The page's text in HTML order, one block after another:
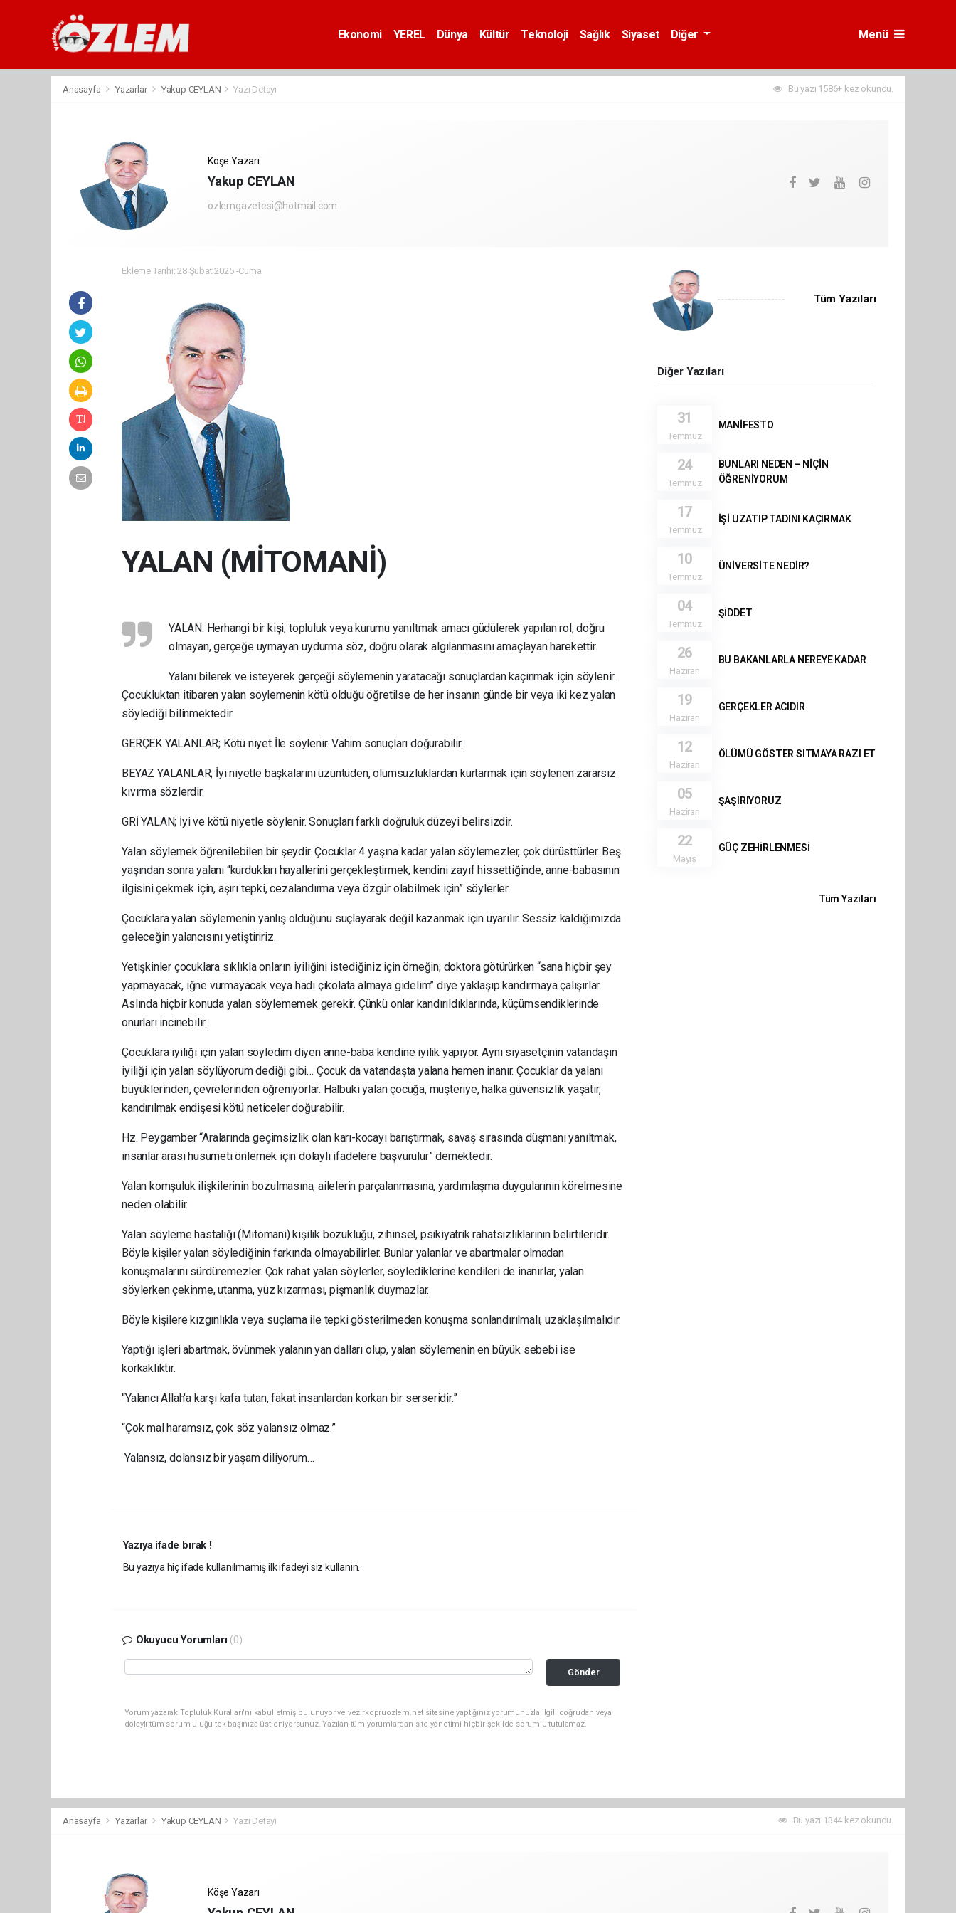
Ekonomi YEREL Dünya Kültür Teknoloji Sağlık Siyaset Diğer Menü
Anasayfa Yazarlar Yakup CEYLAN Yazı Detayı Bu yazı 1586+ kez okundu.
Köşe Yazarı
Yakup CEYLAN
ozlemgazetesi@hotmail.com
Ekleme Tarihi: 28 Şubat 2025 -Cuma
YALAN (MİTOMANİ)
YALAN: Herhangi bir kişi, topluluk veya kurumu yanıltmak amacı güdülerek yapılan rol, doğru
olmayan, gerçeğe uymayan uydurma söz, doğru olarak algılanmasını amaçlayan harekettir.
Yalanı bilerek ve isteyerek gerçeği söylemenin yaratacağı sonuçlardan kaçınmak için söylenir.
Çocukluktan itibaren yalan söylemenin kötü olduğu öğretilse de her insanın günde bir veya iki kez yalan
söylediği bilinmektedir.
GERÇEK YALANLAR; Kötü niyet İle söylenir. Vahim sonuçları doğurabilir.
BEYAZ YALANLAR; İyi niyetle başkalarını üzüntüden, olumsuzluklardan kurtarmak için söylenen zararsız
kıvırma sözlerdir.
GRİ YALAN; İyi ve kötü niyetle söylenir. Sonuçları farklı doğruluk düzeyi belirsizdir.
Yalan söylemek öğrenilebilen bir şeydir. Çocuklar 4 yaşına kadar yalan söylemezler, çok dürüsttürler. Beş
yaşından sonra yalanı “kurdukları hayallerini gerçekleştirmek, kendini zayıf hissettiğinde, anne-babasının
ilgisini çekmek için, aşırı tepki, cezalandırma veya özgür olabilmek için” söylerler.
Çocuklara yalan söylemenin yanlış olduğunu suçlayarak değil kazanmak için uyarılır. Sessiz kaldığımızda
geleceğin yalancısını yetiştiririz.
Yetişkinler çocuklara sıklıkla onların iyiliğini istediğiniz için örneğin; doktora götürürken “sana hiçbir şey
yapmayacak, iğne vurmayacak veya hadi çikolata almaya gidelim” diye yaklaşıp kandırmaya çalışırlar.
Aslında hiçbir konuda yalan söylememek gerekir. Çünkü onlar kandırıldıklarında, küçümsendiklerinde
onurları incinebilir.
Çocuklara iyiliği için yalan söyledim diyen anne-baba kendine iyilik yapıyor. Aynı siyasetçinin vatandaşın
iyiliği için yalan söylüyorum dediği gibi… Çocuk da vatandaşta yalana hemen inanır. Çocuklar da yalanı
büyüklerinden, çevrelerinden öğreniyorlar. Halbuki yalan çocuğa, müşteriye, halka güvensizlik yaşatır,
kandırılmak endişesi kötü neticeler doğurabilir.
Hz. Peygamber “Aralarında geçimsizlik olan karı-kocayı barıştırmak, savaş sırasında düşmanı yanıltmak,
insanlar arası husumeti önlemek için dolaylı ifadelere başvurulur” demektedir.
Yalan komşuluk ilişkilerinin bozulmasına, ailelerin parçalanmasına, yardımlaşma duygularının körelmesine
neden olabilir.
Yalan söyleme hastalığı (Mitomani) kişilik bozukluğu, zihinsel, psikiyatrik rahatsızlıklarının belirtileridir.
Böyle kişiler yalan söylediğinin farkında olmayabilirler. Bunlar yalanlar ve abartmalar olmadan
konuşmalarını sürdüremezler. Çok rahat yalan söylerler, söylediklerine kendileri de inanırlar, yalan
söylerken çekinme, utanma, yüz kızarması, pişmanlık duymazlar.
Böyle kişilere kızgınlıkla veya suçlama ile tepki gösterilmeden konuşma sonlandırılmalı, uzaklaşılmalıdır.
Yaptığı işleri abartmak, övünmek yalanın yan dalları olup, yalan söylemenin en büyük sebebi ise
korkaklıktır.
“Yalancı Allah'a karşı kafa tutan, fakat insanlardan korkan bir serseridir.”
“Çok mal haramsız, çok söz yalansız olmaz.”
Yalansız, dolansız bir yaşam diliyorum…
Yazıya ifade bırak !
Bu yazıya hiç ifade kullanılmamış ilk ifadeyi siz kullanın.
Okuyucu Yorumları (0)
Gönder
Yorum yazarak Topluluk Kuralları’nı kabul etmiş bulunuyor ve vezirkopruozlem.net sitesine yaptığınız yorumunuzla ilgili doğrudan veya
dolaylı tüm sorumluluğu tek başınıza üstleniyorsunuz. Yazılan tüm yorumlardan site yönetimi hiçbir şekilde sorumlu tutulamaz.
Tüm Yazıları
Diğer Yazıları
31
Temmuz
MANİFESTO
24
Temmuz
BUNLARI NEDEN – NİÇİN
ÖĞRENİYORUM
17
Temmuz
İŞİ UZATIP TADINI KAÇIRMAK
10
Temmuz
ÜNİVERSİTE NEDİR?
04
Temmuz
ŞİDDET
26
Haziran
BU BAKANLARLA NEREYE KADAR
19
Haziran
GERÇEKLER ACIDIR
12
Haziran
ÖLÜMÜ GÖSTER SITMAYA RAZI ET
05
Haziran
ŞAŞIRIYORUZ
22
Mayıs
GÜÇ ZEHİRLENMESİ
Tüm Yazıları
Anasayfa Yazarlar Yakup CEYLAN Yazı Detayı Bu yazı 1344 kez okundu.
Köşe Yazarı